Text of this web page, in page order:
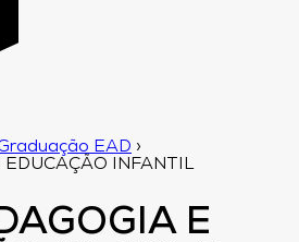
EAD ›
EDUCAÇÃO INFANTIL
E